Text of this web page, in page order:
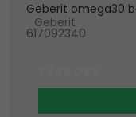
Geberit omega30
Geberit
617092340